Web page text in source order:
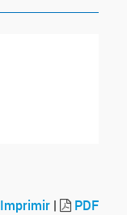
Imprimir | PDF